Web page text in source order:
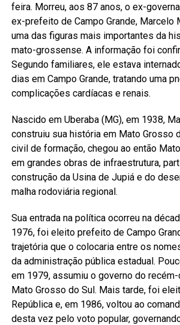
feira. Morreu, aos 87 anos, o ex-
ex-prefeito de Campo Grande, Marcelo
uma das figuras mais importantes da
mato-grossense. A informação foi
Segundo familiares, ele estava
dias em Campo Grande, tratando uma
complicações cardíacas e renais.
Nascido em Uberaba (MG), em 1938,
construiu sua história em Mato Grosso
civil de formação, chegou ao então
em grandes obras de infraestrutura,
construção da Usina de Jupiá e do
malha rodoviária regional.
Sua entrada na política ocorreu na
1976, foi eleito prefeito de Campo
trajetória que o colocaria entre os
da administração pública estadual.
em 1979, assumiu o governo do
Mato Grosso do Sul. Mais tarde, foi
República e, em 1986, voltou ao
desta vez pelo voto popular,